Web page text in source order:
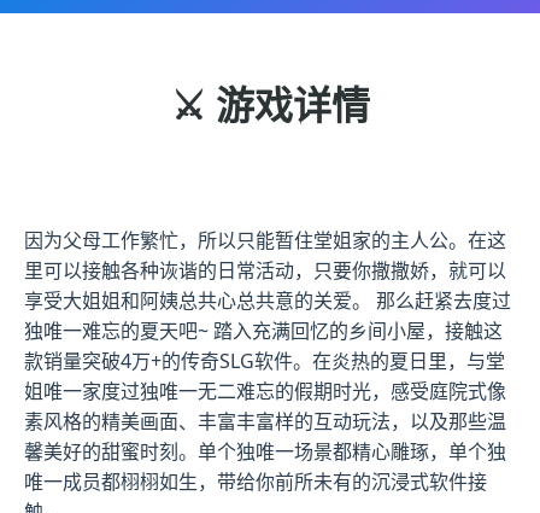
⚔️ 游戏详情
因为父母工作繁忙，所以只能暂住堂姐家的主人公。在这
里可以接触各种诙谐的日常活动，只要你撒撒娇，就可以
享受大姐姐和阿姨总共心总共意的关爱。 那么赶紧去度过
独唯一难忘的夏天吧~ 踏入充满回忆的乡间小屋，接触这
款销量突破4万+的传奇SLG软件。在炎热的夏日里，与堂
姐唯一家度过独唯一无二难忘的假期时光，感受庭院式像
素风格的精美画面、丰富丰富样的互动玩法，以及那些温
馨美好的甜蜜时刻。单个独唯一场景都精心雕琢，单个独
唯一成员都栩栩如生，带给你前所未有的沉浸式软件接